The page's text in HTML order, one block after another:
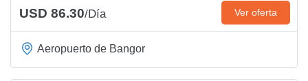
USD 86.30/Día Ver oferta
Aeropuerto de Bangor